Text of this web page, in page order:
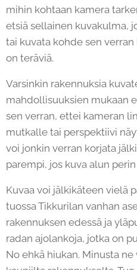
mihin kohtaan kamera
etsiä sellainen kuvakulma,
tai kuvata kohde sen
on teräviä.
Varsinkin rakennuksia
mahdollisuuksien mukaan
sen verran, ettei kameran
mutkalle tai perspektiivi
voi jonkin verran korjata
parempi, jos kuva alun
Kuvaa voi jälkikäteen vielä
tuossa Tikkurilan vanhan
rakennuksen edessä ja
radan ajolankoja, jotka on
No ehkä hiukan. Minusta